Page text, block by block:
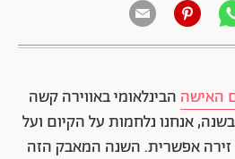
האישה הבינלאומי באווירה קשה
אנחנו נלחמות על הקיום ועל
זירה אפשרית. השנה המאבק הזה